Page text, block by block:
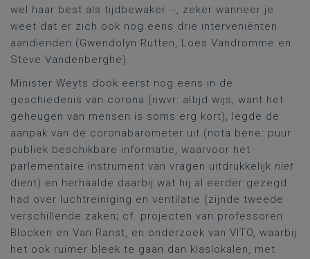
wel haar best als tijdbewaker --, zeker wanneer je
weet dat er zich ook nog eens drie interveniënten
aandienden (Gwendolyn Rutten, Loes Vandromme en
Steve Vandenberghe).
Minister Weyts dook eerst nog eens in de
geschiedenis van corona (nwvr: altijd wijs, want het
geheugen van mensen is soms erg kort), legde de
aanpak van de coronabarometer uit (nota bene: puur
publiek beschikbare informatie, waarvoor het
parlementaire instrument van vragen uitdrukkelijk niet
dient) en herhaalde daarbij wat hij al eerder gezegd
had over luchtreiniging en ventilatie (zijnde tweede
verschillende zaken; cf. projecten van professoren
Blocken en Van Ranst, en onderzoek van VITO, waarbij
het ook ruimer bleek te gaan dan klaslokalen, met